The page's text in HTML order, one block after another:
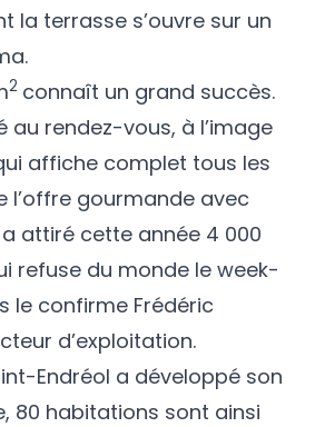
la terrasse s’ouvre sur un
2 connaît un grand succès.
au rendez-vous, à l’image
affiche complet tous les
l’offre gourmande avec
attiré cette année 4 000
refuse du monde le week-
le confirme Frédéric
d’exploitation.
Endréol a développé son
80 habitations sont ainsi